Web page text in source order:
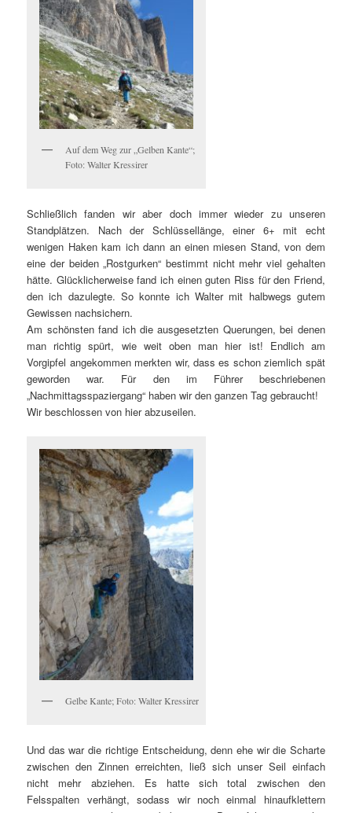
Auf dem Weg zur „Gelben Kante“;
Foto: Walter Kressirer
Schließlich fanden wir aber doch immer wieder zu unseren
Standplätzen. Nach der Schlüssellänge, einer 6+ mit echt
wenigen Haken kam ich dann an einen miesen Stand, von dem
eine der beiden „Rostgurken“ bestimmt nicht mehr viel gehalten
hätte. Glücklicherweise fand ich einen guten Riss für den Friend,
den ich dazulegte. So konnte ich Walter mit halbwegs gutem
Gewissen nachsichern.
Am schönsten fand ich die ausgesetzten Querungen, bei denen
man richtig spürt, wie weit oben man hier ist! Endlich am
Vorgipfel angekommen merkten wir, dass es schon ziemlich spät
geworden war. Für den im Führer beschriebenen
„Nachmittagsspaziergang“ haben wir den ganzen Tag gebraucht!
Wir beschlossen von hier abzuseilen.
Gelbe Kante; Foto: Walter Kressirer
Und das war die richtige Entscheidung, denn ehe wir die Scharte
zwischen den Zinnen erreichten, ließ sich unser Seil einfach
nicht mehr abziehen. Es hatte sich total zwischen den
Felsspalten verhängt, sodass wir noch einmal hinaufklettern